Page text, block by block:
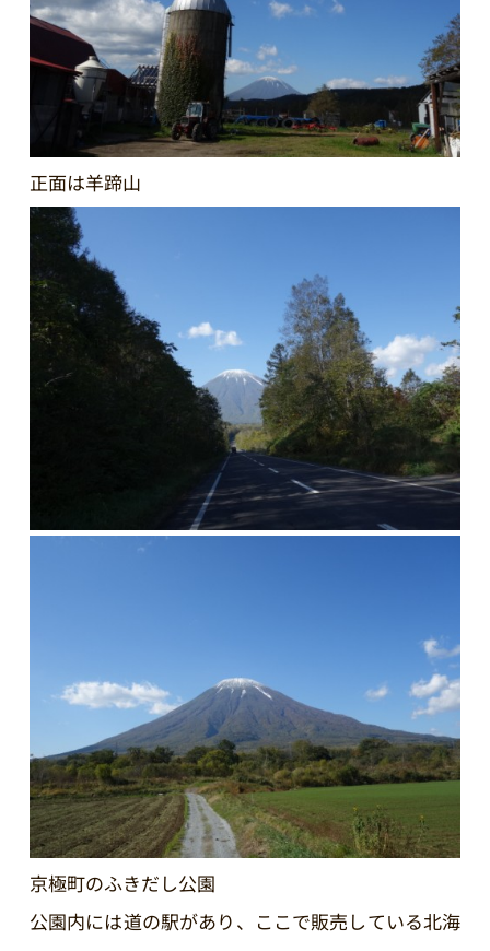
正面は羊蹄山
京極町のふきだし公園
公園内には道の駅があり、ここで販売している北海